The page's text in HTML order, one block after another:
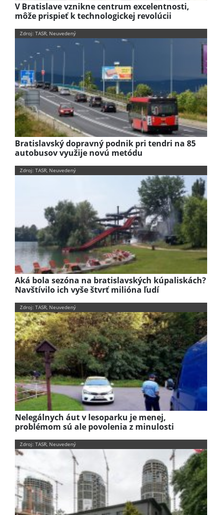
V Bratislave vznikne centrum excelentnosti,
môže prispieť k technologickej revolúcii
Zdroj: TASR, Neuvedený
Bratislavský dopravný podnik pri tendri na 85
autobusov využije novú metódu
Zdroj: TASR, Neuvedený
Aká bola sezóna na bratislavských kúpaliskách?
Navštívilo ich vyše štvrť milióna ľudí
Zdroj: TASR, Neuvedený
Nelegálnych áut v lesoparku je menej,
problémom sú ale povolenia z minulosti
Zdroj: TASR, Neuvedený